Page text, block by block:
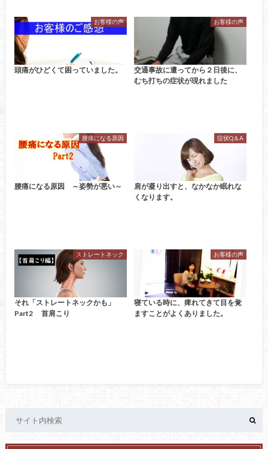
お客様の声
頭痛がひどくて困っていました。
お客様の声
交通事故に遭ってから２日後に、
むち打ちの症状が現れました
腰痛になる原因
腰痛になる原因 ～姿勢が悪い～
症状Q＆A
肩が凝り出すと、なかなか眠れな
くなります。
ストレートネック
それ「ストレートネックかも」
Part2 首肩こり
お客様の声
寝ている時に、痺れてきて目を覚
ますことがよくありました。